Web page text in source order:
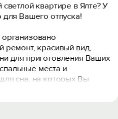
квартире в Ялте? У
для Вашего отпуска!
ремонт, красивый вид,
для приготовления Ваших
места и
сна, на которых Вы
«шелест» волн,